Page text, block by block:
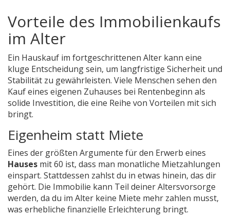
Vorteile des Immobilienkaufs
im Alter
Ein Hauskauf im fortgeschrittenen Alter kann eine
kluge Entscheidung sein, um langfristige Sicherheit und
Stabilität zu gewährleisten. Viele Menschen sehen den
Kauf eines eigenen Zuhauses bei Rentenbeginn als
solide Investition, die eine Reihe von Vorteilen mit sich
bringt.
Eigenheim statt Miete
Eines der größten Argumente für den Erwerb eines
Hauses mit 60 ist, dass man monatliche Mietzahlungen
einspart. Stattdessen zahlst du in etwas hinein, das dir
gehört. Die Immobilie kann Teil deiner Altersvorsorge
werden, da du im Alter keine Miete mehr zahlen musst,
was erhebliche finanzielle Erleichterung bringt.